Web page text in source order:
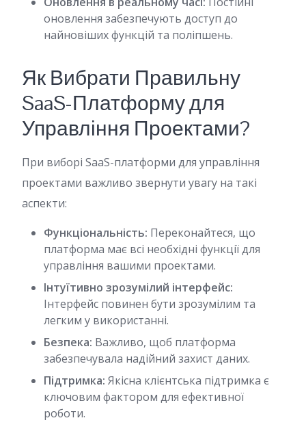
оновлення забезпечують доступ до
найновіших функцій та поліпшень.
Як Вибрати Правильну
SaaS-Платформу для
Управління Проектами?
При виборі SaaS-платформи для управління
проектами важливо звернути увагу на такі
аспекти:
Функціональність: Переконайтеся, що
платформа має всі необхідні функції для
управління вашими проектами.
Інтуїтивно зрозумілий інтерфейс:
Інтерфейс повинен бути зрозумілим та
легким у використанні.
Безпека: Важливо, щоб платформа
забезпечувала надійний захист даних.
Підтримка: Якісна клієнтська підтримка є
ключовим фактором для ефективної
роботи.